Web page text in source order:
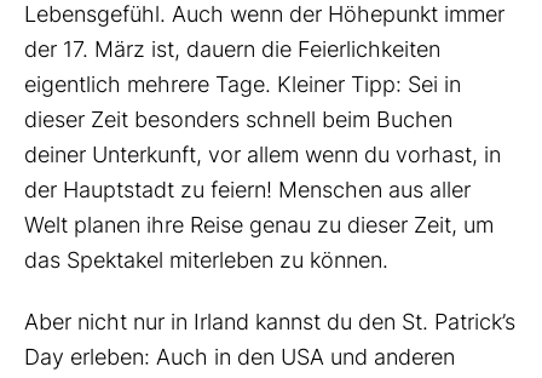
Lebensgefühl. Auch wenn der Höhepunkt immer
der 17. März ist, dauern die Feierlichkeiten
eigentlich mehrere Tage. Kleiner Tipp: Sei in
dieser Zeit besonders schnell beim Buchen
deiner Unterkunft, vor allem wenn du vorhast, in
der Hauptstadt zu feiern! Menschen aus aller
Welt planen ihre Reise genau zu dieser Zeit, um
das Spektakel miterleben zu können.
Aber nicht nur in Irland kannst du den St. Patrick’s
Day erleben: Auch in den USA und anderen